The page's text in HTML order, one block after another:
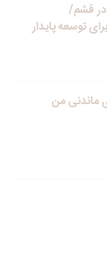
در قشم/
توسعه پایدار
ماندنی من